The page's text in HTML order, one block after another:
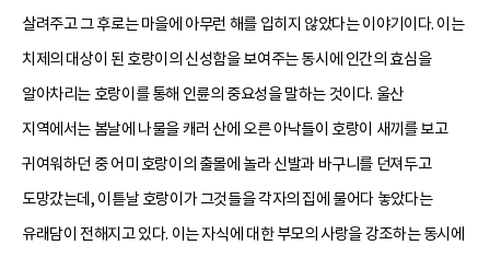
살려주고 그 후로는 마을에 아무런 해를 입히지 않았다는 이야기이다. 이는
치제의 대상이 된 호랑이의 신성함을 보여주는 동시에 인간의 효심을
알아차리는 호랑이를 통해 인륜의 중요성을 말하는 것이다. 울산
지역에서는 봄날에 나물을 캐러 산에 오른 아낙들이 호랑이 새끼를 보고
귀여워하던 중 어미 호랑이의 출몰에 놀라 신발과 바구니를 던져두고
도망갔는데, 이튿날 호랑이가 그것들을 각자의 집에 물어다 놓았다는
유래담이 전해지고 있다. 이는 자식에 대한 부모의 사랑을 강조하는 동시에